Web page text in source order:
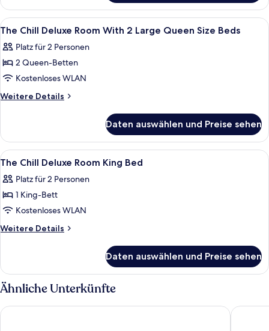
Sky
Jacuzzi
Suite
Alle
Fotos
für
The
Chill
Deluxe
2
Large
Queen
Size
Beds
anzeigen
Hochwertige Bettwaren, Minibar,
4
The Chill Deluxe Room With 2 Large Queen Size Beds
Platz für 2 Personen
2 Queen-Betten
Kostenloses WLAN
Weitere Details
Weitere
Chill
Deluxe
Room
2
Large
Size
Beds
Daten auswählen und Preise sehen
Alle
Fotos
für
The
Chill
Deluxe
Bed
anzeigen
Hochwertige Bettwaren, Minibar,
5
The Chill Deluxe Room King Bed
Platz für 2 Personen
1 King-Bett
Kostenloses WLAN
Weitere Details
Weitere
Chill
Deluxe
Room
Bed
Daten auswählen und Preise sehen
Ähnliche Unterkünfte
AWA Koh Chang Dinso